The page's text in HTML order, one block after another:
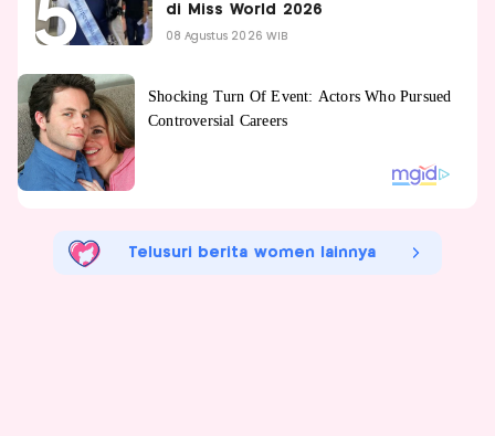
di Miss World 2026
08 Agustus 2026 WIB
Telusuri berita women lainnya